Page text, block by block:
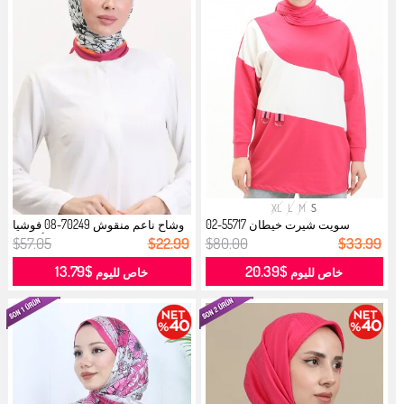
S
M
L
XL
سويت شيرت خيطان 55717-02
فوشي...
$80.00 $33.99
خاص لليوم $20.39
وشاح ناعم منقوش 70249-08 فوشيا
أخضر...
$57.05 $22.99
خاص لليوم $13.79